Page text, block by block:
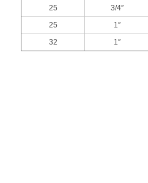
25
3/4″
25
1″
32
1″